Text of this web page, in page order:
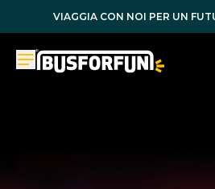
VIAGGIA CON NOI PER UN